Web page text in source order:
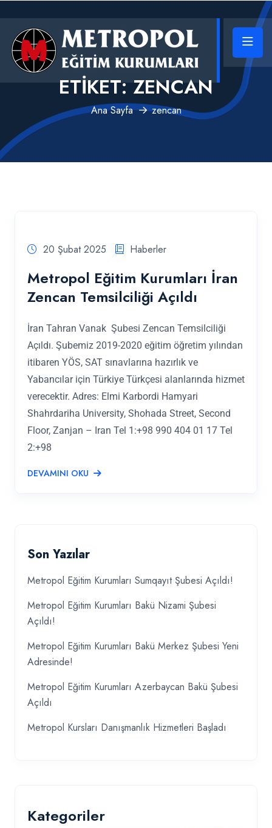
ETIKET:ZENCAN
Ana Sayfa zencan
20 Şubat 2025 Haberler
Metropol Eğitim Kurumları İran
Zencan Temsilciliği Açıldı
İran Tahran Vanak Şubesi Zencan Temsilciliği
Açıldı. Şubemiz 2019-2020 eğitim öğretim yılından
itibaren YÖS, SAT sınavlarına hazırlık ve
Yabancılar için Türkiye Türkçesi alanlarında hizmet
verecektir. Adres: Elmi Karbordi Hamyari
Shahrdariha University, Shohada Street, Second
Floor, Zanjan – Iran Tel 1:+98 990 404 01 17 Tel
2:+98
DEVAMINI OKU
Son Yazılar
Metropol Eğitim Kurumları Sumqayıt Şubesi Açıldı!
Metropol Eğitim Kurumları Bakü Nizami Şubesi
Açıldı!
Metropol Eğitim Kurumları Bakü Merkez Şubesi Yeni
Adresinde!
Metropol Eğitim Kurumları Azerbaycan Bakü Şubesi
Açıldı
Metropol Kursları Danışmanlık Hizmetleri Başladı
Kategoriler